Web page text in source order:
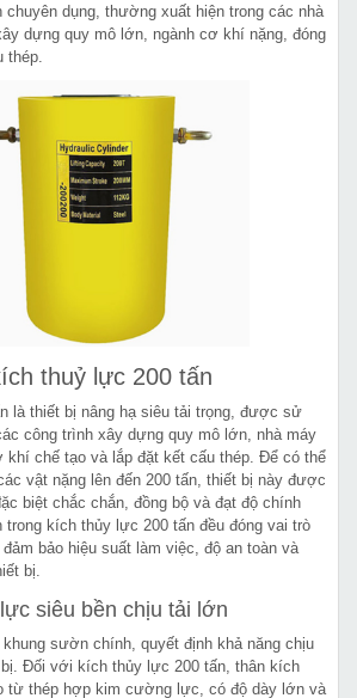
dụng, thường xuất hiện trong các nhà
dựng quy mô lớn, ngành cơ khí nặng, đóng
thép.
thuỷ lực 200 tấn
là thiết bị nâng hạ siêu tải trọng, được sử
công trình xây dựng quy mô lớn, nhà máy
khí chế tạo và lắp đặt kết cấu thép. Để có thể
vật nặng lên đến 200 tấn, thiết bị này được
biệt chắc chắn, đồng bộ và đạt độ chính
trong kích thủy lực 200 tấn đều đóng vai trò
bảo hiệu suất làm việc, độ an toàn và
bị.
siêu bền chịu tải lớn
sườn chính, quyết định khả năng chịu
Đối với kích thủy lực 200 tấn, thân kích
từ thép hợp kim cường lực, có độ dày lớn và